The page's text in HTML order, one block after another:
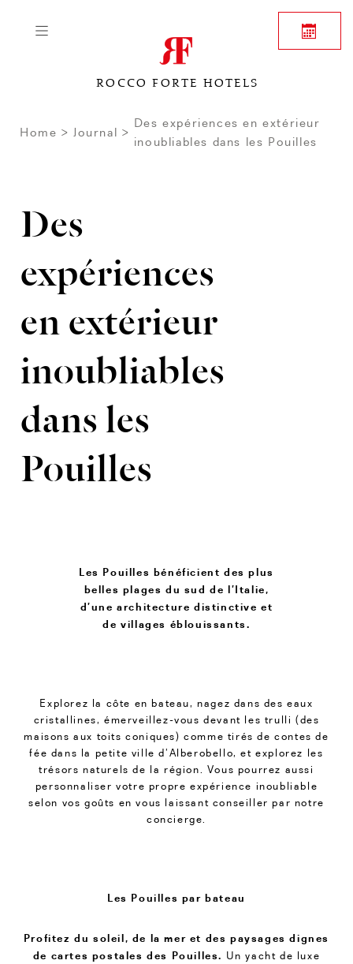
ROCCO FORTE HOTELS
Home Journal
Des expériences en extérieur
inoubliables dans les Pouilles
Des
expériences
en extérieur
inoubliables
dans les
Pouilles
Les Pouilles bénéficient des plus
belles plages du sud de l’Italie,
d’une architecture distinctive et
de villages éblouissants.
Explorez la côte en bateau, nagez dans des eaux
cristallines, émerveillez-vous devant les trulli (des
maisons aux toits coniques) comme tirés de contes de
fée dans la petite ville d’Alberobello, et explorez les
trésors naturels de la région. Vous pourrez aussi
personnaliser votre propre expérience inoubliable
selon vos goûts en vous laissant conseiller par notre
concierge.
Les Pouilles par bateau
Profitez du soleil, de la mer et des paysages dignes
de cartes postales des Pouilles. Un yacht de luxe